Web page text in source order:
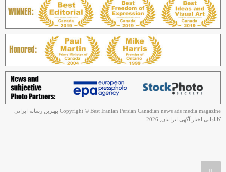
Copyright © Best Iranian Persian Canadian news ads media magazine بهترین رسانه ایرانی
کانادایی اخبار آگهی ایرانیان, 2026